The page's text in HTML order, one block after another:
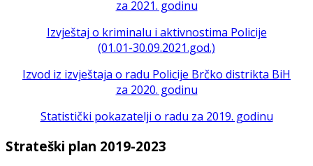
za 2021. godinu
Izvještaj o kriminalu i aktivnostima Policije
(01.01-30.09.2021.god.)
Izvod iz izvještaja o radu Policije Brčko distrikta BiH
za 2020. godinu
Statistički pokazatelji o radu za 2019. godinu
Strateški plan 2019-2023